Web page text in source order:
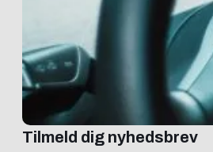
Tilmeld dig nyhedsbrev